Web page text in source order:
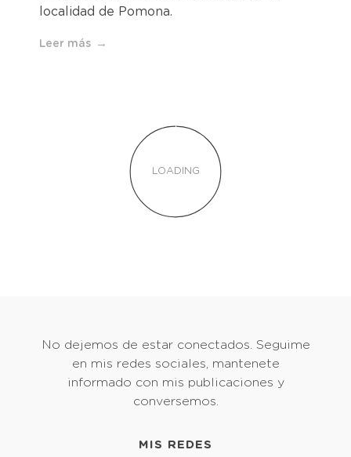
localidad de Pomona.
Leer más
Fomento de Villa Mascardi.
21 de julio de 2025 por Juani Murillo
Novedades
Pedidos de informe